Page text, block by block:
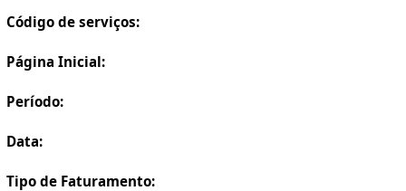
Código de serviços:
Página Inicial:
Período:
Data:
Tipo de Faturamento: